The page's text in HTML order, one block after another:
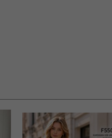
(prawo dostępu,
przenoszenia, niepodlegania
sprzeciwu wobec
oraz ochronę ich danych